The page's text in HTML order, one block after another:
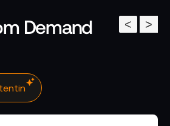
>
<
Demand
antworte sofort